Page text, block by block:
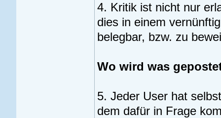
4. Kritik ist nicht nur
dies in einem
belegbar, bzw. zu
Wo wird was
5. Jeder User hat
dem dafür in Frage